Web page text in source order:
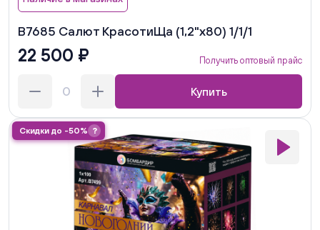
В7685 Салют КрасотиЩа (1,2"х80) 1/1/1
22 500 ₽ Получить оптовый прайс
Купить
Скидки до -50% ?